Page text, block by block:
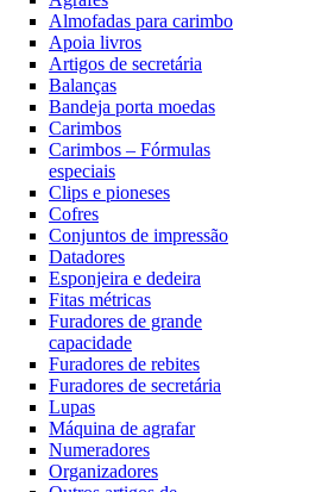
Almofadas para carimbo
Apoia livros
Artigos de secretária
Balanças
Bandeja porta moedas
Carimbos
Carimbos – Fórmulas
especiais
Clips e pioneses
Cofres
Conjuntos de impressão
Datadores
Esponjeira e dedeira
Fitas métricas
Furadores de grande
capacidade
Furadores de rebites
Furadores de secretária
Lupas
Máquina de agrafar
Numeradores
Organizadores